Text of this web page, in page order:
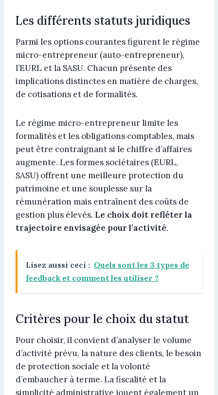
Les différents statuts juridiques
Parmi les options courantes figurent le régime
micro-entrepreneur (auto-entrepreneur),
l’EURL et la SASU. Chacun présente des
implications distinctes en matière de charges,
de cotisations et de formalités.
Le régime micro-entrepreneur limite les
formalités et les obligations comptables, mais
peut être contraignant si le chiffre d’affaires
augmente. Les formes sociétaires (EURL,
SASU) offrent une meilleure protection du
patrimoine et une souplesse sur la
rémunération mais entraînent des coûts de
gestion plus élevés. Le choix doit refléter la
trajectoire envisagée pour l’activité.
Lisez aussi ceci : Quels sont les 3 types de
feedback et comment les utiliser ?
Critères pour le choix du statut
Pour choisir, il convient d’analyser le volume
d’activité prévu, la nature des clients, le besoin
de protection sociale et la volonté
d’embaucher à terme. La fiscalité et la
simplicité administrative jouent également un